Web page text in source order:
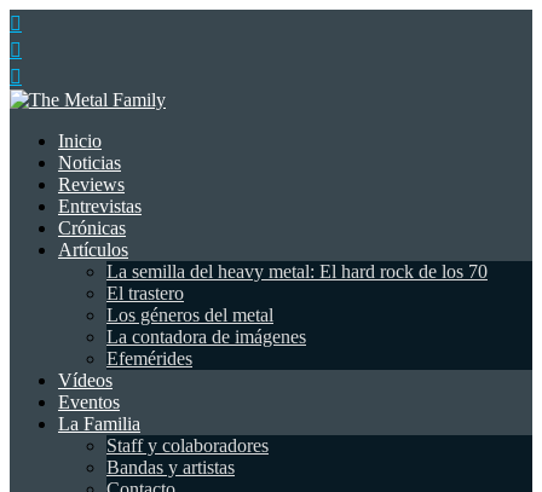
Inicio
Noticias
Reviews
Entrevistas
Crónicas
Artículos
La semilla del heavy metal: El hard rock de los 70
El trastero
Los géneros del metal
La contadora de imágenes
Efemérides
Vídeos
Eventos
La Familia
Staff y colaboradores
Bandas y artistas